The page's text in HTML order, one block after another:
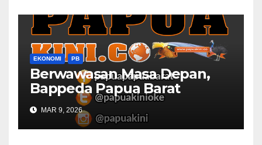
EKONOMI PB
Berwawasan Masa Depan,
Bappeda Papua Barat
Konsultasi Publik RKPD 2027
MAR 9, 2026